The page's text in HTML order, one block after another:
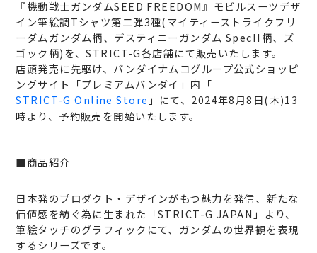
『機動戦士ガンダムSEED FREEDOM』モビルスーツデザ
イン筆絵調Tシャツ第二弾3種(マイティーストライクフリ
ーダムガンダム柄、デスティニーガンダム SpecII柄、ズ
ゴック柄)を、STRICT-G各店舗にて販売いたします。
店頭発売に先駆け、バンダイナムコグループ公式ショッピ
ングサイト「プレミアムバンダイ」内「
STRICT-G Online Store 」にて、2024年8月8日(木)13
時より、予約販売を開始いたします。
■商品紹介
日本発のプロダクト・デザインがもつ魅力を発信、新たな
価値感を紡ぐ為に生まれた「STRICT-G JAPAN」より、
筆絵タッチのグラフィックにて、ガンダムの世界観を表現
するシリーズです。